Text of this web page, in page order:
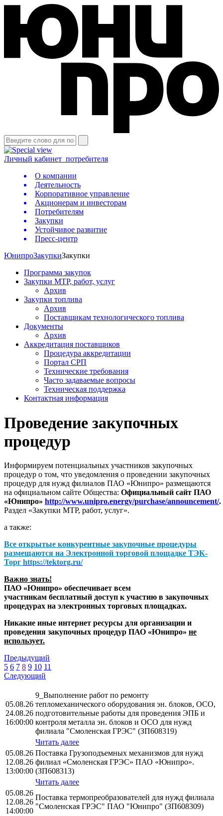
Личный кабинет потребителя
О компании
Деятельность
Корпоративное управление
Акционерам и инвесторам
Потребителям
Закупки
Устойчивое развитие
Пресс-центр
ЮнипроЗакупкиЗакупки
Программа закупок
Закупки МТР, работ, услуг
Архив
Закупки топлива
Архив
Поставщикам технологического топлива
Документы
Архив
Аккредитация поставщиков
Процедура аккредитации
Портал СРП
Технические требования
Часто задаваемые вопросы
Техническая поддержка
Контактная информация
Проведение закупочных
процедур
Информируем потенциальных участников закупочных
процедур о том, что уведомления о проведении закупочных
процедур для нужд филиалов ПАО «Юнипро» размещаются
на официальном сайте Общества: Официальный сайт ПАО
«Юнипро» http://www.unipro.energy/purchase/announcement/.
Раздел «Закупки МТР, работ, услуг».
а также:
Все открытые конкурентные закупочные процедуры
размещаются на Электронной торговой площадке ТЭК-
Торг https://tektorg.ru/
Важно знать!
ПАО «Юнипро» обеспечивает всем
участникам бесплатный доступ к участию в закупочных
процедурах на электронных торговых площадках.
Никакие иные интернет ресурсы для организации и
проведения закупочных процедур ПАО «Юнипро» не
использует.
Предыдущий
5 6 7 8 9 10 11
Следующий
05.08.26
24.08.26
16:00:00
9_Выполнение работ по ремонту
тепломеханического оборудования эн. блоков, ОСО,
подготовительные работы для проведения ЭПБ и
контроля металла эн. блоков и ОСО для нужд
филиала "Смоленская ГРЭС" (ЗП608319)
Читать далее
05.08.26
12.08.26
13:00:00
Поставка Грузоподъемных механизмов для нужд
филиал «Смоленская ГРЭС» ПАО «Юнипро».
(ЗП608313)
Читать далее
05.08.26
12.08.26
14:00:00
Поставка термопреобразователей для нужд филиала
"Смоленская ГРЭС" ПАО "Юнипро" (ЗП608309)